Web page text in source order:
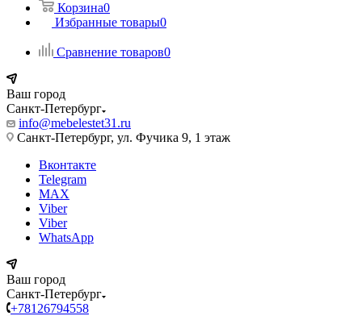
Корзина0
Избранные товары0
Сравнение товаров0
Ваш город
Санкт-Петербург
info@mebelestet31.ru
Санкт-Петербург, ул. Фучика 9, 1 этаж
Вконтакте
Telegram
MAX
Viber
Viber
WhatsApp
Ваш город
Санкт-Петербург
+78126794558